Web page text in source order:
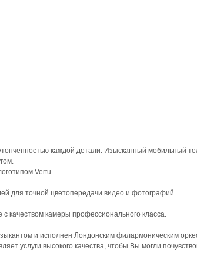
каждой детали. Изысканный мобильный
Vertu.
для точной цветопередачи видео и фотографий.
качеством камеры профессионального класса.
и исполнен Лондонским филармоническим
услуги высокого качества, чтобы Вы могли